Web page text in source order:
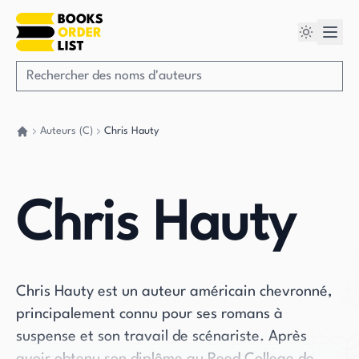
Auteurs (C) Chris Hauty
Chris Hauty
Chris Hauty est un auteur américain chevronné,
principalement connu pour ses romans à
suspense et son travail de scénariste. Après